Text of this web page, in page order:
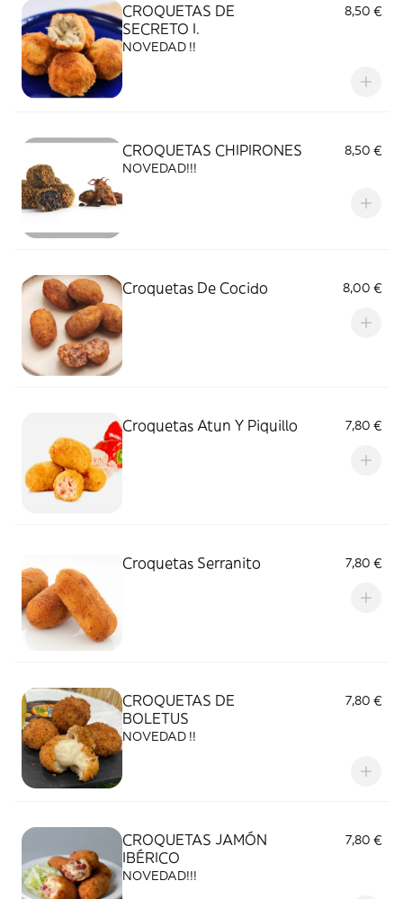
CROQUETAS DE
SECRETO I.
8,50 €
NOVEDAD !!
CROQUETAS CHIPIRONES
8,50 €
NOVEDAD!!!
Croquetas De Cocido 8,00 €
Croquetas Atun Y Piquillo 7,80 €
Croquetas Serranito 7,80 €
CROQUETAS DE
BOLETUS
7,80 €
NOVEDAD !!
CROQUETAS JAMÓN
IBÉRICO
7,80 €
NOVEDAD!!!